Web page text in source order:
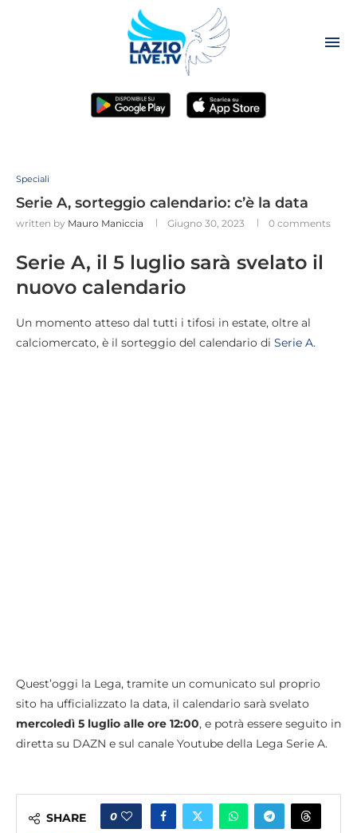
Speciali
Serie A, sorteggio calendario: c’è la data
written by Mauro Maniccia Giugno 30, 2023 0 comments
Serie A, il 5 luglio sarà svelato il
nuovo calendario
Un momento atteso dal tutti i tifosi in estate, oltre al
calciomercato, è il sorteggio del calendario di Serie A.
Quest’oggi la Lega, tramite un comunicato sul proprio
sito ha ufficializzato la data, il calendario sarà svelato
mercoledì 5 luglio alle ore 12:00, e potrà essere seguito in
diretta su DAZN e sul canale Youtube della Lega Serie A.
SHARE 0